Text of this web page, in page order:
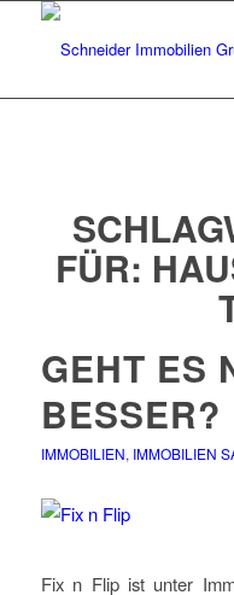
FÜR:
GEHT ES
IMMOBILIEN, IMMOBILIEN
Fix n Flip ist unter